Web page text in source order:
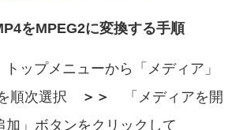
をMPEG2に変換する手順
ップメニューから「メディア」
順次選択
＞＞
「メディアを開
加」ボタンをクリックして